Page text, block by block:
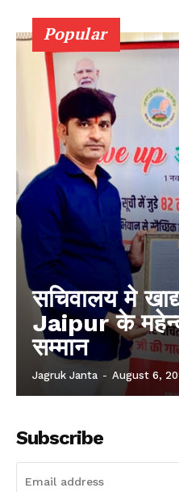
Popular
सचिवालय मे
Jaipur के
सम्मान
Jagruk Janta - August 6,
Subscribe